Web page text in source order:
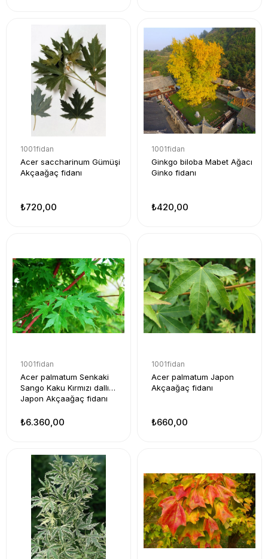
1001fidan
Acer saccharinum Gümüşi
Akçaağaç fidanı
₺720,00
1001fidan
Ginkgo biloba Mabet Ağacı
Ginko fidanı
₺420,00
1001fidan
Acer palmatum Senkaki
Sango Kaku Kırmızı dallı
Japon Akçaağaç fidanı
₺6.360,00
1001fidan
Acer palmatum Japon
Akçaağaç fidanı
₺660,00